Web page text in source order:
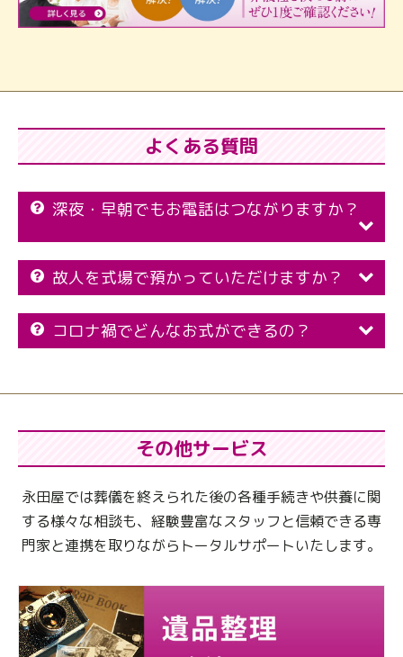
よくある質問
深夜・早朝でもお電話はつながりますか？
故人を式場で預かっていただけますか？
コロナ禍でどんなお式ができるの？
その他サービス
永田屋では葬儀を終えられた後の各種手続きや供養に関
する様々な相談も、 経験豊富なスタッフと信頼できる専
門家と連携を取りながらトータルサポートいたします。